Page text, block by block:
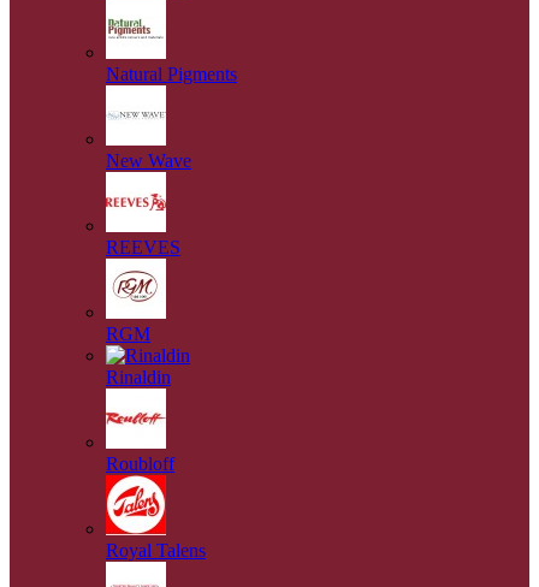
Natural Pigments
New Wave
REEVES
RGM
Rinaldin
Roubloff
Royal Talens